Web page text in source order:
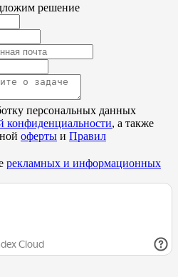
решение
персональных данных
конфиденциальности, а также
оферты и Правил
рекламных и информационных